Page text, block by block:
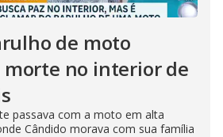
de moto
no interior de
passava com a moto em alta
Cândido morava com sua família